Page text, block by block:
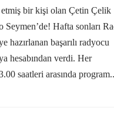
bir kişi olan Çetin Çelik
Hafta sonları
hazırlanan başarılı radyocu
hesabından verdi. Her
saatleri arasında